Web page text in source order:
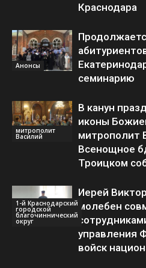
Краснодара
Анонсы
семинарию
митрополит
Василий
В канун
иконы
митрополит
Всенощное
Троицком
1-й Краснодарский
городской
благочиннический
округ
Иерей
молебен
управления
войск